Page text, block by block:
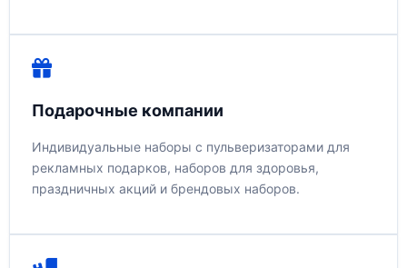
Подарочные компании
Индивидуальные наборы с пульверизаторами для
рекламных подарков, наборов для здоровья,
праздничных акций и брендовых наборов.